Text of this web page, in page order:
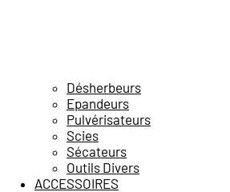
Désherbeurs
Epandeurs
Pulvérisateurs
Scies
Sécateurs
Outils Divers
ACCESSOIRES